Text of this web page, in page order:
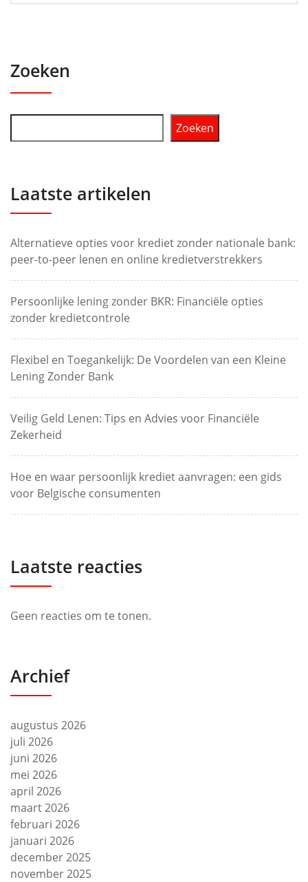
Zoeken
Zoeken
Laatste artikelen
Alternatieve opties voor krediet zonder nationale bank:
peer-to-peer lenen en online kredietverstrekkers
Persoonlijke lening zonder BKR: Financiële opties
zonder kredietcontrole
Flexibel en Toegankelijk: De Voordelen van een Kleine
Lening Zonder Bank
Veilig Geld Lenen: Tips en Advies voor Financiële
Zekerheid
Hoe en waar persoonlijk krediet aanvragen: een gids
voor Belgische consumenten
Laatste reacties
Geen reacties om te tonen.
Archief
augustus 2026
juli 2026
juni 2026
mei 2026
april 2026
maart 2026
februari 2026
januari 2026
december 2025
november 2025